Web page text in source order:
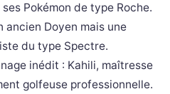
Pokémon de type Roche.
ancien Doyen mais une
du type Spectre.
inédit : Kahili, maîtresse
golfeuse professionnelle.